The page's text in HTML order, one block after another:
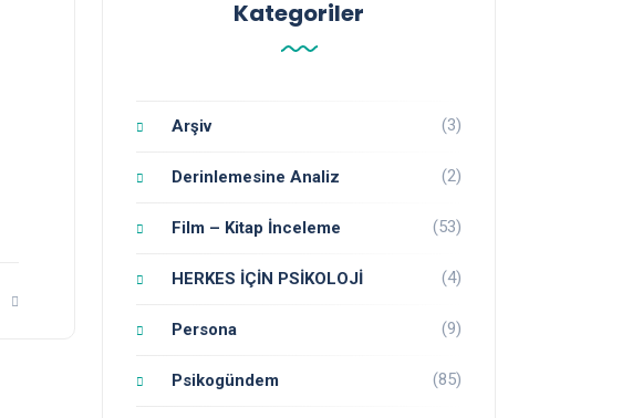
Kategoriler
Arşiv (3)
Derinlemesine Analiz (2)
Film – Kitap İnceleme (53)
HERKES İÇİN PSİKOLOJİ (4)
Persona (9)
Psikogündem (85)